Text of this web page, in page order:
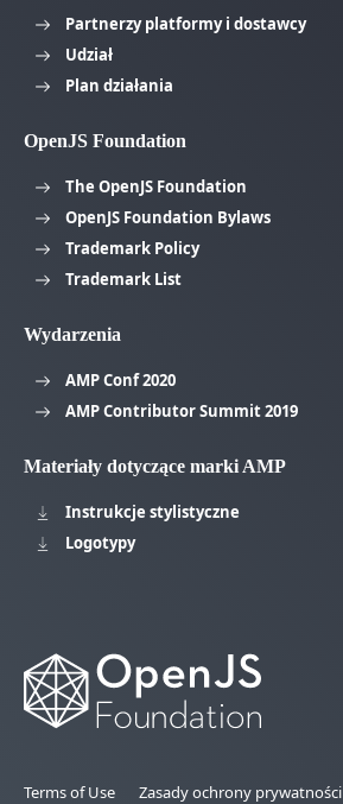
Partnerzy platformy i dostawcy
Udział
Plan działania
OpenJS Foundation
The OpenJS Foundation
OpenJS Foundation Bylaws
Trademark Policy
Trademark List
Wydarzenia
AMP Conf 2020
AMP Contributor Summit 2019
Materiały dotyczące marki AMP
Instrukcje stylistyczne
Logotypy
Terms of Use Zasady ochrony prywatności